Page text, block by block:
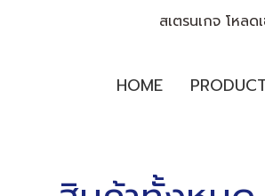
สเตรนเกจ โหล
HOME